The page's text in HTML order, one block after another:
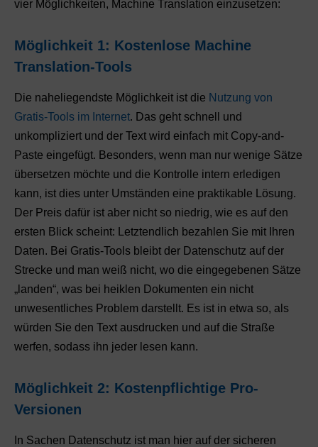
vier Möglichkeiten, Machine Translation einzusetzen:
Möglichkeit 1: Kostenlose Machine
Translation-Tools
Die naheliegendste Möglichkeit ist die Nutzung von
Gratis-Tools im Internet. Das geht schnell und
unkompliziert und der Text wird einfach mit Copy-and-
Paste eingefügt. Besonders, wenn man nur wenige Sätze
übersetzen möchte und die Kontrolle intern erledigen
kann, ist dies unter Umständen eine praktikable Lösung.
Der Preis dafür ist aber nicht so niedrig, wie es auf den
ersten Blick scheint: Letztendlich bezahlen Sie mit Ihren
Daten. Bei Gratis-Tools bleibt der Datenschutz auf der
Strecke und man weiß nicht, wo die eingegebenen Sätze
„landen“, was bei heiklen Dokumenten ein nicht
unwesentliches Problem darstellt. Es ist in etwa so, als
würden Sie den Text ausdrucken und auf die Straße
werfen, sodass ihn jeder lesen kann.
Möglichkeit 2: Kostenpflichtige Pro-
Versionen
In Sachen Datenschutz ist man hier auf der sicheren